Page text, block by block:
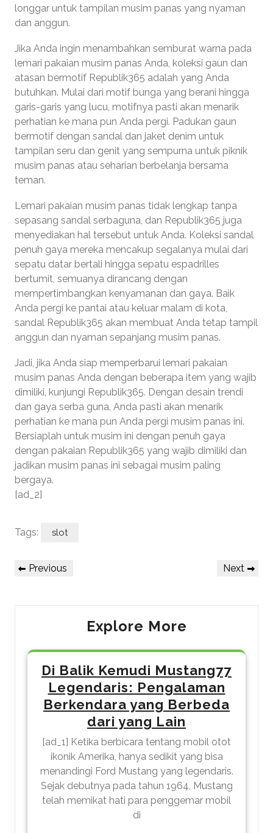
longgar untuk tampilan musim panas yang nyaman
dan anggun.
Jika Anda ingin menambahkan semburat warna pada
lemari pakaian musim panas Anda, koleksi gaun dan
atasan bermotif Republik365 adalah yang Anda
butuhkan. Mulai dari motif bunga yang berani hingga
garis-garis yang lucu, motifnya pasti akan menarik
perhatian ke mana pun Anda pergi. Padukan gaun
bermotif dengan sandal dan jaket denim untuk
tampilan seru dan genit yang sempurna untuk piknik
musim panas atau seharian berbelanja bersama
teman.
Lemari pakaian musim panas tidak lengkap tanpa
sepasang sandal serbaguna, dan Republik365 juga
menyediakan hal tersebut untuk Anda. Koleksi sandal
penuh gaya mereka mencakup segalanya mulai dari
sepatu datar bertali hingga sepatu espadrilles
bertumit, semuanya dirancang dengan
mempertimbangkan kenyamanan dan gaya. Baik
Anda pergi ke pantai atau keluar malam di kota,
sandal Republik365 akan membuat Anda tetap tampil
anggun dan nyaman sepanjang musim panas.
Jadi, jika Anda siap memperbarui lemari pakaian
musim panas Anda dengan beberapa item yang wajib
dimiliki, kunjungi Republik365. Dengan desain trendi
dan gaya serba guna, Anda pasti akan menarik
perhatian ke mana pun Anda pergi musim panas ini.
Bersiaplah untuk musim ini dengan penuh gaya
dengan pakaian Republik365 yang wajib dimiliki dan
jadikan musim panas ini sebagai musim paling
bergaya.
[ad_2]
Tags: slot
Post
Previous
Previous
Next
Next
Explore More
Di Balik Kemudi Mustang77
Legendaris: Pengalaman
Berkendara yang Berbeda
dari yang Lain
[ad_1] Ketika berbicara tentang mobil otot
ikonik Amerika, hanya sedikit yang bisa
menandingi Ford Mustang yang legendaris.
Sejak debutnya pada tahun 1964, Mustang
telah memikat hati para penggemar mobil
di